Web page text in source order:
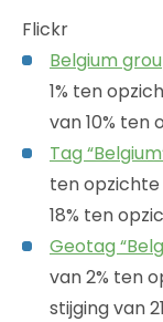
Flickr
Belgium
1% ten
van 10% ten
Tag
ten opzichte
18% ten
Geotag
van 2% ten
stijging van